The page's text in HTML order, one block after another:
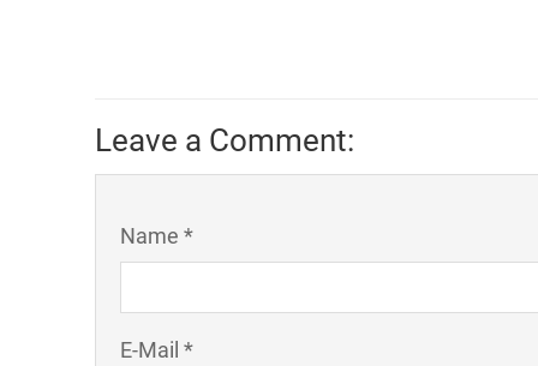
Leave a Comment:
Name *
E-Mail *